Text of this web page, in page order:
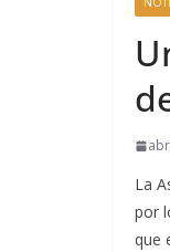
La
por
que